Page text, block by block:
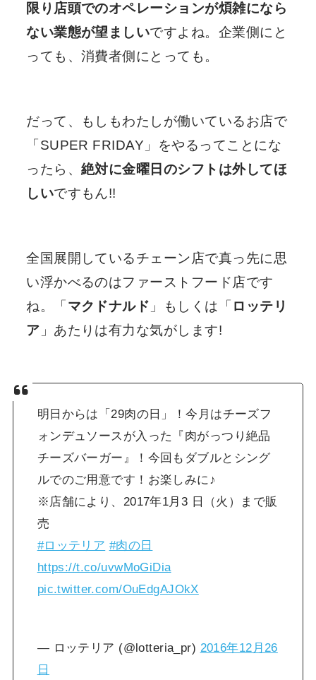
限り店頭でのオペレーションが煩雑になら
ない業態が望ましいですよね。企業側にと
っても、消費者側にとっても。
だって、もしもわたしが働いているお店で
「SUPER FRIDAY」をやるってことにな
ったら、 絶対に金曜日のシフトは外してほ
しいですもん!!
全国展開しているチェーン店で真っ先に思
い浮かべるのはファーストフード店です
ね。「マクドナルド 」もしくは「 ロッテリ
ア 」あたりは有力な気がします!
明日からは「29肉の日」！今月はチーズフ
ォンデュソースが入った『肉がっつり絶品
チーズバーガー』！今回もダブルとシング
ルでのご用意です！お楽しみに♪
※店舗により、2017年1月3 日（火）まで販
売
#ロッテリア #肉の日
https://t.co/uvwMoGiDia
pic.twitter.com/OuEdgAJOkX
— ロッテリア (@lotteria_pr) 2016年12月26
日